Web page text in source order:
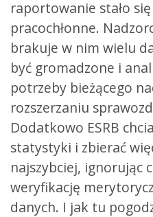
raportowanie stało
pracochłonne.
brakuje w nim wielu
być gromadzone i
potrzeby bieżącego
rozszerzaniu
Dodatkowo ESRB
statystyki i zbierać
najszybciej, ignorując
weryfikację
danych. I jak tu